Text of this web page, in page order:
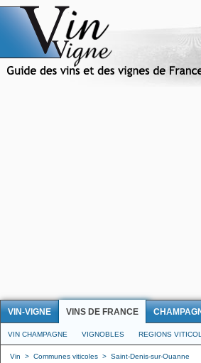
VIN-VIGNE VINS DE FRANCE
VIN CHAMPAGNE VIGNOBLES REGIONS
Vin > Communes viticoles > Saint-Denis-sur-Ouanne